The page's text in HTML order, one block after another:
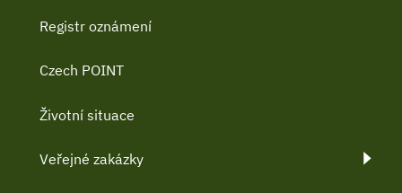
Registr oznámení
Czech POINT
Životní situace
Veřejné zakázky